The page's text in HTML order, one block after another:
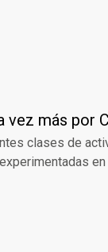
vez más por
clases de